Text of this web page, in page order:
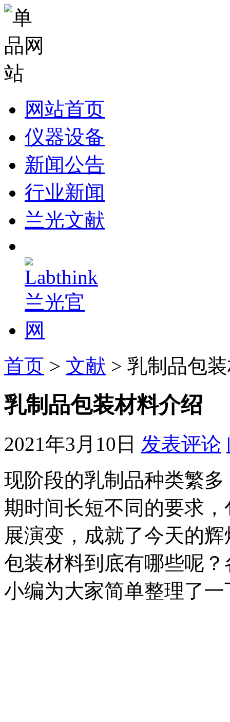
网站首页
仪器设备
新闻公告
行业新闻
兰光文献
首页 > 文献 > 乳制品包
乳制品包装材料介绍
2021年3月10日 发表评论
现阶段的乳制品种类繁
期时间长短不同的要求
展演变，成就了今天的
包装材料到底有哪些呢
小编为大家简单整理了